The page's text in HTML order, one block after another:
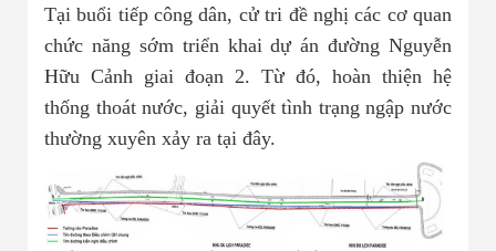
Tại buổi tiếp công dân, cử tri đề nghị các cơ quan
chức năng sớm triển khai dự án đường Nguyễn
Hữu Cảnh giai đoạn 2. Từ đó, hoàn thiện hệ
thống thoát nước, giải quyết tình trạng ngập nước
thường xuyên xảy ra tại đây.